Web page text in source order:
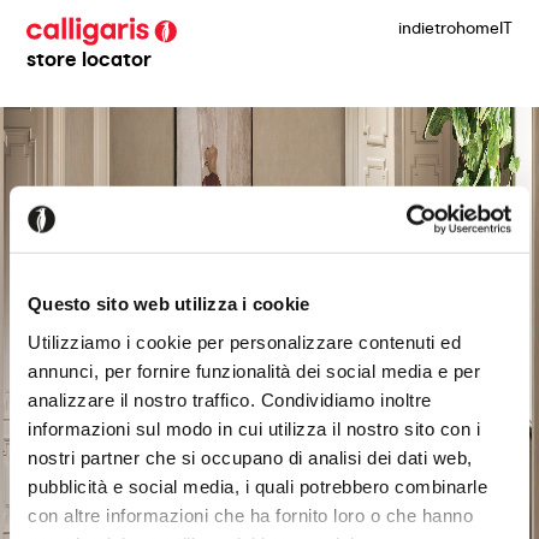
Questo sito web utilizza i cookie
Utilizziamo i cookie per personalizzare contenuti ed
annunci, per fornire funzionalità dei social media e per
analizzare il nostro traffico. Condividiamo inoltre
informazioni sul modo in cui utilizza il nostro sito con i
nostri partner che si occupano di analisi dei dati web,
pubblicità e social media, i quali potrebbero combinarle
con altre informazioni che ha fornito loro o che hanno
store locator
indietrohomeIT